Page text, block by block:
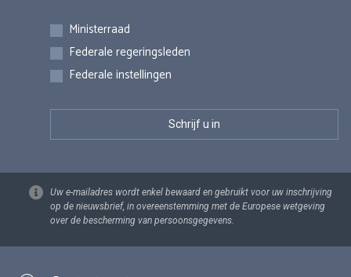
Inschrijvingen
Ministerraad
Federale regeringsleden
Federale instellingen
Uw e-mailadres wordt enkel bewaard en gebruikt voor uw inschrijving
op de nieuwsbrief, in overeenstemming met de Europese wetgeving
over de bescherming van persoonsgegevens.